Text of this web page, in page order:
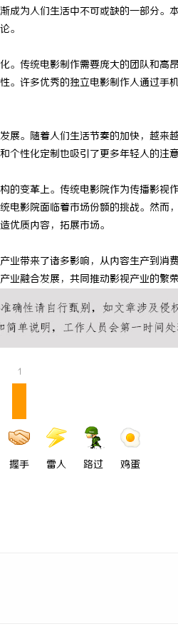
成为人们生活中不可或缺的一部分。
。
。传统电影制作需要庞大的团队和高
。许多优秀的独立电影制作人通过手
展。随着人们生活节奏的加快，越来
个性化定制也吸引了更多年轻人的注
变革上。传统电影院作为传播影视
电影院面临着市场份额的挑战。然而
优质内容，拓展市场。
业带来了诸多影响，从内容生产到消
融合发展，共同推动影视产业的繁荣
1
握手 雷人 路过 鸡蛋
：如何把握机遇与规避风险